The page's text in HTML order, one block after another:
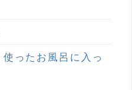
ったお風呂に入っ